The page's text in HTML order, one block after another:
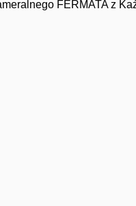
FERMATA z